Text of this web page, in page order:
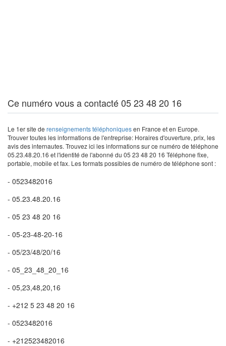
Ce numéro vous a contacté 05 23 48 20 16
Le 1er site de renseignements téléphoniquesen France et en Europe.
Trouver toutes les informations de l'entreprise: Horaires d'ouverture, prix, les
avis des internautes. Trouvez ici les informations sur ce numéro de téléphone
05.23.48.20.16 et l'identité de l'abonné du 05 23 48 20 16 Téléphone fixe,
portable, mobile et fax. Les formats possibles de numéro de téléphone sont :
- 0523482016
- 05.23.48.20.16
- 05 23 48 20 16
- 05-23-48-20-16
- 05/23/48/20/16
- 05_23_48_20_16
- 05,23,48,20,16
- +212 5 23 48 20 16
- 0523482016
- +212523482016